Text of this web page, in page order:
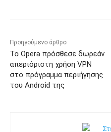
Προηγούμενο άρθρο
Το Opera πρόσθεσε δωρεάν
απεριόριστη χρήση VPN
στο πρόγραμμα περιήγησης
του Android της